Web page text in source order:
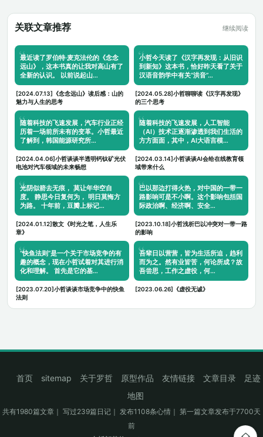
关联文章推荐 继续阅读
最近读了罗伯特·麦克法伦的《念念
远山》，这本书真的让我对高山有了
全新的认识。 以前说起山…
[2024.07.13]《念念远山》读后感：山的
魅力与人生的思考
小哲今天读了《汉字再发现：从旧识
到新知》这本书，恰好昨天看了关于
汉语音韵学中有关“洪音”…
[2024.05.28]小哲聊聊读《汉字再发现》
的三个思考
随着科技的飞速发展，汽车行业正经
历着一场前所未有的变革。小哲最近
了解到，韩国能源研究所…
[2024.04.06]小哲谈谈半透明钙钛矿光伏
电池对汽车领域的未来畅想
随着科技的飞速发展，人工智能
（AI）技术正逐渐渗透到我们生活的
方方面面，其中，AI大语言模…
[2024.03.14]小哲谈谈AI会给在线教育领
域带来什么
光阴似箭去无痕， 莫让年华空自
度。 静思今日复何为， 明日莫悔方
为路。 十年前，豆瓣上标记…
[2024.01.12]散文《时光之笔，人生乐
章》
巴以那边打得火热，对中国的一带一
路影响可是不小啊。这个影响包括国
际政治啊、经济啊、安全…
[2023.10.18]小哲浅析巴以冲突对一带一路
的影响
“快鱼法则”是一个关于市场竞争的有
趣的概念，现在小哲试着对其进行消
化和理解。 首先是它的基…
[2023.07.20]小哲谈谈市场竞争中的快鱼
法则
吾辈日以营营，皆为生活所迫，趋利
而为之。然有业皆苦，何论所成？故
吾尝思，工作之虚役，何…
[2023.06.26]《虚役无诚》
首页 sitemap 关于罗哲 原型作品 友情链接 文章目录
足迹
地图
共有1980篇文章｜ 写过239篇日记｜ 发布1108条心情｜ 第一篇文章发布于7700天
前